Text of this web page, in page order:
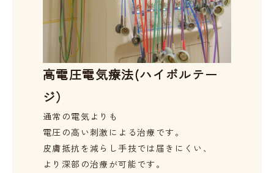
高電圧電気療法(ハイボルテー
ジ）
通常の電気よりも
電圧の高い刺激による治療です。
皮膚抵抗を減らし手技では届きにくい、
より深部の治療が可能です。